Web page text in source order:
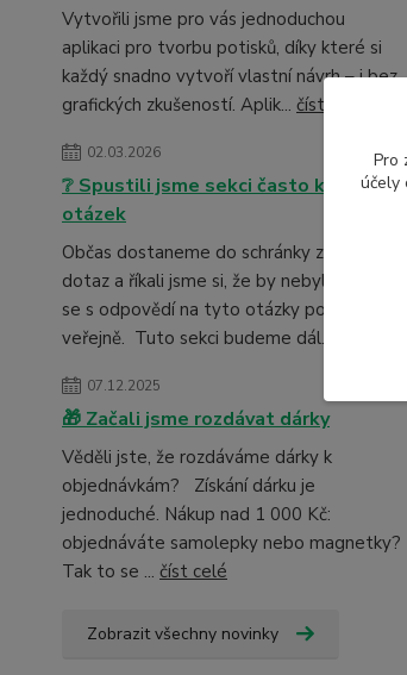
Vytvořili jsme pro vás jednoduchou
aplikaci pro tvorbu potisků, díky které si
každý snadno vytvoří vlastní návrh – i bez
grafických zkušeností. Aplik... číst celé
02.03.2026
❔ Spustili jsme sekci často kladených
otázek
Občas dostaneme do schránky zajímavý
dotaz a říkali jsme si, že by nebylo špatné
se s odpovědí na tyto otázky podělit
veřejně. Tuto sekci budeme dál...
07.12.2025
🎁 Začali jsme rozdávat dárky
Věděli jste, že rozdáváme dárky k
objednávkám? Získání dárku je
jednoduché. Nákup nad 1 000 Kč:
objednáváte samolepky nebo magnetky?
Tak to se ... číst celé
Zobrazit všechny novinky
Pro
účely